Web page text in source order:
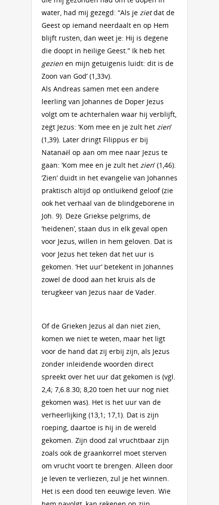
water, had mij gezegd: “Als je zietdat de
Geest op iemand neerdaalt en op Hem
blijft rusten, dan weet je: Hij is degene
die doopt in heilige Geest.” Ik heb het
gezien en mijn getuigenis luidt: dit is de
Zoon van God’ (1,33v).
Als Andreas samen met een andere
leerling van Johannes de Doper Jezus
volgt om te achterhalen waar hij verblijft,
zegt Jezus: ‘Kom mee en je zult het zien’
(1,39). Later dringt Filippus er bij
Natanaël op aan om mee naar Jezus te
gaan: ‘Kom mee en je zult het zien’ (1,46).
‘Zien’ duidt in het evangelie van Johannes
praktisch altijd op ontluikend geloof (zie
ook het verhaal van de blindgeborene in
Joh. 9). Deze Griekse pelgrims, de
‘heidenen’, staan dus in elk geval open
voor Jezus, willen in hem geloven. Dat is
voor Jezus het teken dat het uur is
gekomen. ‘Het uur’ betekent in Johannes
zowel de dood aan het kruis als de
terugkeer van Jezus naar de Vader.
Of de Grieken Jezus al dan niet zien,
komen we niet te weten, maar het ligt
voor de hand dat zij erbij zijn, als Jezus
zonder inleidende woorden direct
spreekt over het uur dat gekomen is (vgl.
2,4; 7,6.8.30; 8,20 toen het uur nog niet
gekomen was). Het is het uur van de
verheerlijking (13,1; 17,1). Dat is zijn
roeping, daartoe is hij in de wereld
gekomen. Zijn dood zal vruchtbaar zijn
zoals ook de graankorrel moet sterven
om vrucht voort te brengen. Alleen door
je leven te verliezen, zul je het winnen.
Het is een dood ten eeuwige leven. Wie